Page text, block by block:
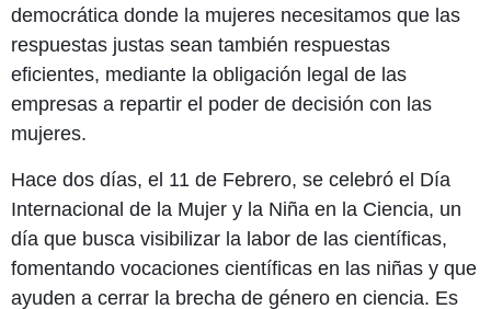
democrática donde la mujeres necesitamos que las
respuestas justas sean también respuestas
eficientes, mediante la obligación legal de las
empresas a repartir el poder de decisión con las
mujeres.
Hace dos días, el 11 de Febrero, se celebró el Día
Internacional de la Mujer y la Niña en la Ciencia, un
día que busca visibilizar la labor de las científicas,
fomentando vocaciones científicas en las niñas y que
ayuden a cerrar la brecha de género en ciencia. Es